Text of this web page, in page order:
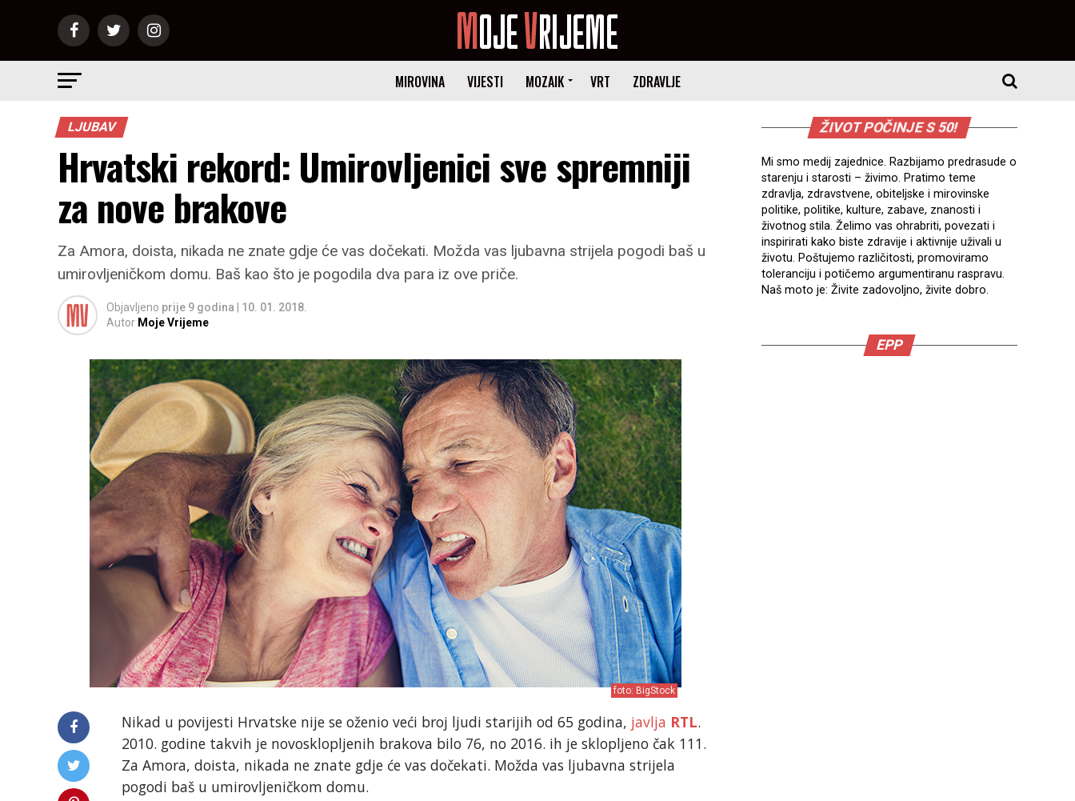
MIROVINA VIJESTI MOZAIK VRT ZDRAVLJE
LJUBAV
Hrvatski rekord: Umirovljenici sve spremniji
za nove brakove
Za Amora, doista, nikada ne znate gdje će vas dočekati. Možda vas ljubavna strijela pogodi baš u
umirovljeničkom domu. Baš kao što je pogodila dva para iz ove priče.
Objavljeno prije 9 godina
10. 01. 2018.
Autor Moje Vrijeme
foto: BigStock
Nikad u povijesti Hrvatske nije se oženio veći broj ljudi starijih od 65 godina, javlja RTL.
2010. godine takvih je novosklopljenih brakova bilo 76, no 2016. ih je sklopljeno čak 111.
Za Amora, doista, nikada ne znate gdje će vas dočekati. Možda vas ljubavna strijela
pogodi baš u umirovljeničkom domu.
ŽIVOT POČINJE S 50!
Mi smo medij zajednice. Razbijamo predrasude o
starenju i starosti – živimo. Pratimo teme
zdravlja, zdravstvene, obiteljske i mirovinske
politike, politike, kulture, zabave, znanosti i
životnog stila. Želimo vas ohrabriti, povezati i
inspirirati kako biste zdravije i aktivnije uživali u
životu. Poštujemo različitosti, promoviramo
toleranciju i potičemo argumentiranu raspravu.
Naš moto je: Živite zadovoljno, živite dobro.
EPP